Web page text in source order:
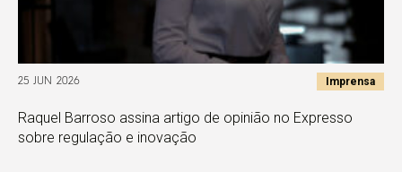
25 JUN 2026 Imprensa
Raquel Barroso assina artigo de opinião no Expresso
sobre regulação e inovação